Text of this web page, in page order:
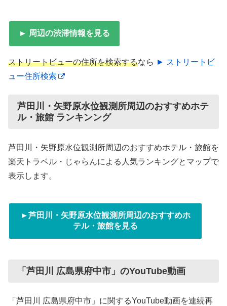
► 周辺の渋滞情報を見る
ストリートビューの住所を検索するなら ► ストリートビ
ュー住所検索
芦田川・矢野原水位観測所周辺のおすすめホテ
ル・旅館 ランキンング
芦田川・矢野原水位観測所周辺のおすすめホテル・旅館を
楽天トラベル・じゃらんによる人気ランキングとマップで
表示します。
►芦田川・矢野原水位観測所周辺のおすすめホ
テル・旅館を見る
「芦田川 広島県府中市」のYouTube動画
「芦田川 広島県府中市」に関するYouTube動画を連続再